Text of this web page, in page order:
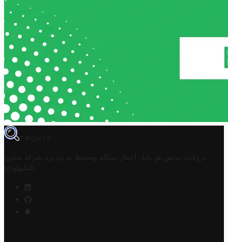
TROVIT
تروفيت تونس هو دليل أعمال تملكه وتحتفظ به وتديره
شركة مخزن
التكنولوجيا